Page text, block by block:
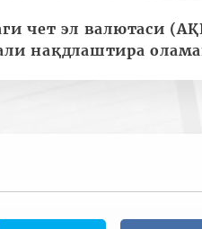
чет эл валютаси
нақдлаштира